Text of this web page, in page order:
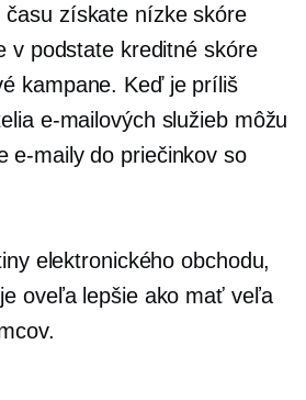
času získate nízke skóre
v podstate kreditné skóre
kampane. Keď je príliš
e-mailových služieb môžu
e-maily do priečinkov so
elektronického obchodu,
oveľa lepšie ako mať veľa